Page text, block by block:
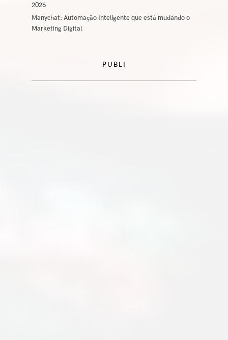
2026
Manychat: Automação Inteligente que está mudando o
Marketing Digital
PUBLI